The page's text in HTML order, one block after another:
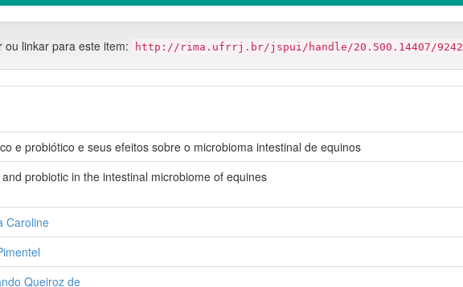
ou linkar para este item: http://rima.ufrrj.br/jspui/handle/20.500.14407/9242
e probiótico e seus efeitos sobre o microbioma intestinal de equinos
probiotic in the intestinal microbiome of equines
Caroline
Queiroz de